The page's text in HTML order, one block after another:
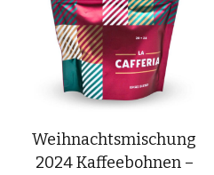
Weihnachtsmischung
2024 Kaffeebohnen –